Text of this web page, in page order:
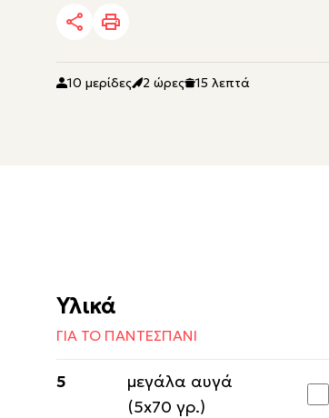
10 μερίδες 2 ώρες 15 λεπτά
Υλικά
ΓΙΑ ΤΟ ΠΑΝΤΕΣΠΑΝΙ
5
μεγάλα αυγά
(5x70 γρ.)